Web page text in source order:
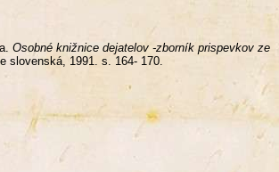
Osobné knižnice dejatelov -zborník prispevkov ze
slovenská, 1991. s. 164- 170.